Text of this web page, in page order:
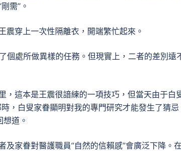
需”。
震穿上一次性隔離衣，開端繁忙起來。
個處所做異樣的任務。但現實上，二者的差別遠
，這本是王震很諳練的一項技巧，但當天由于白
，白叟家眷顯明對我的專門研究才能發生了猜忌
想道。
家眷對醫護職員“自然的信賴感”會廣泛下降。